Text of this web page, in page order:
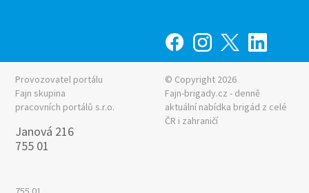
Provozovatel portálu
Fajn skupina
pracovních portálů s.r.o.
Janová 216
755 01
© Copyright 2026
Fajn-brigady.cz - denně
aktuální nabídka brigád z celé
ČR i zahraničí